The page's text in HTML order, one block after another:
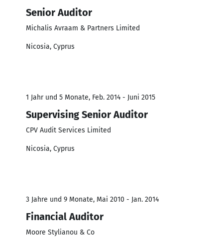
Senior Auditor
Michalis Avraam & Partners Limited
Nicosia, Cyprus
1 Jahr und 5 Monate, Feb. 2014 - Juni 2015
Supervising Senior Auditor
CPV Audit Services Limited
Nicosia, Cyprus
3 Jahre und 9 Monate, Mai 2010 - Jan. 2014
Financial Auditor
Moore Stylianou & Co